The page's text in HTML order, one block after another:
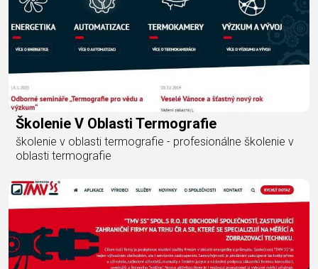
Školenie V Oblasti Termografie
školenie v oblasti termografie - profesionálne školenie v
oblasti termografie